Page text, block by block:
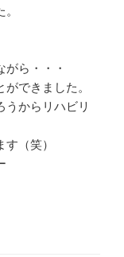
ら・・・
できました。
うからリハビリ
（笑）